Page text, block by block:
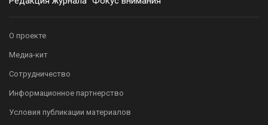
О проекте
Медиа-кит
Сотрудничество
Информационное партнерство
Условия публикации материалов